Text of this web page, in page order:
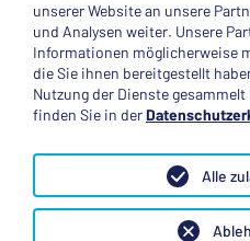
Anerkannte
unserer Website an unsere
und Analysen weiter. Unsere
Informationen möglicherweise
die Sie ihnen bereitgestellt
Nutzung der Dienste
finden Sie in der
Alle